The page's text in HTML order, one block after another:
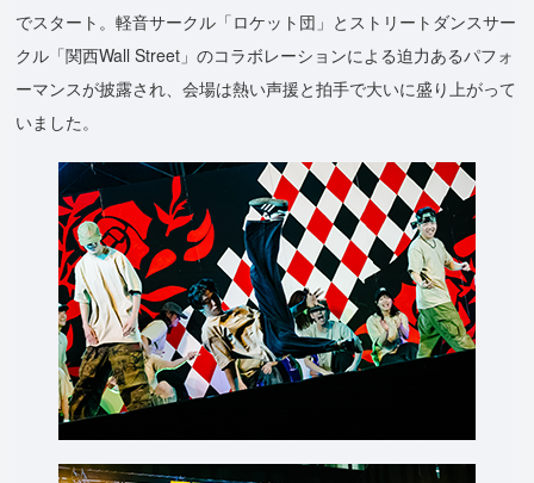
でスタート。軽音サークル「ロケット団」とストリートダンスサー
クル「関西Wall Street」のコラボレーションによる迫力あるパフォ
ーマンスが披露され、会場は熱い声援と拍手で大いに盛り上がって
いました。